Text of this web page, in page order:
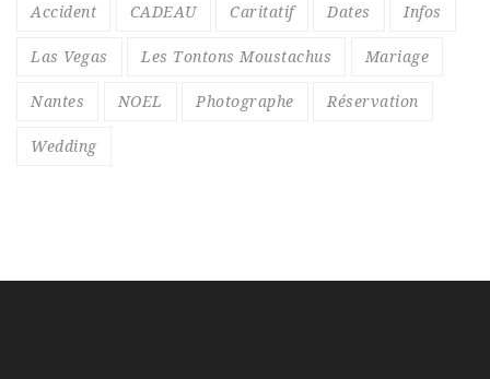
Accident CADEAU Caritatif Dates Infos
Las Vegas Les Tontons Moustachus Mariage
Nantes NOEL Photographe Réservation
Wedding